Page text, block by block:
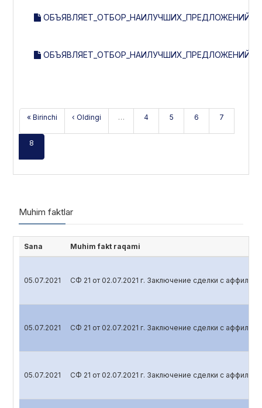
« Birinchi ‹ Oldingi … 4 5 6 7
8
Muhim faktlar
Sana Muhim fakt raqami
05.07.2021 СФ 21 от 02.07.2021 г. Заключение сделки с
05.07.2021 СФ 21 от 02.07.2021 г. Заключение сделки с
05.07.2021 СФ 21 от 02.07.2021 г. Заключение сделки с